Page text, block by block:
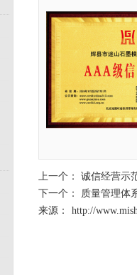
上一个：
诚信经营示
下一个：
质量管理体
来源：
http://